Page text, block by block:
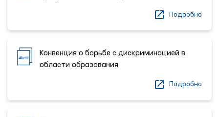
Подробно
Конвенция о борьбе с дискриминацией в
области образования
Подробно